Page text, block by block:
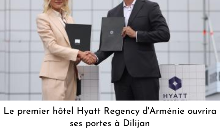
Le premier hôtel Hyatt Regency d'Arménie ouvrira
ses portes à Dilijan